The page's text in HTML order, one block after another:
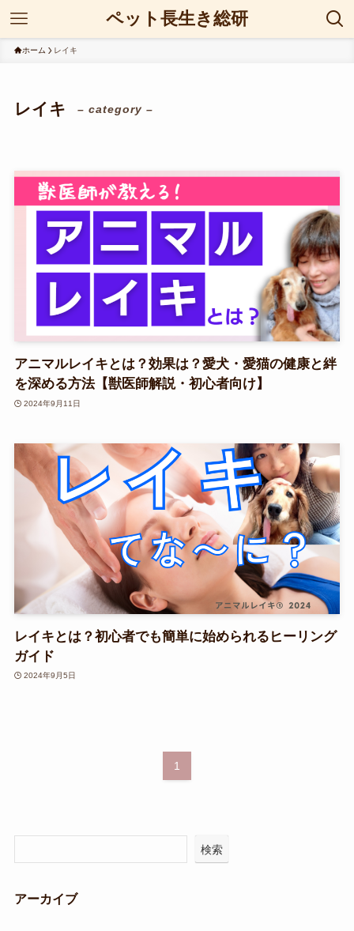
ペット長生き総研
ホーム レイキ
レイキ – category –
アニマルレイキとは？効果は？愛犬・愛猫の健康と絆
を深める方法【獣医師解説・初心者向け】
2024年9月11日
レイキとは？初心者でも簡単に始められるヒーリング
ガイド
2024年9月5日
1
検索
アーカイブ